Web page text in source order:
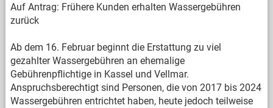
Auf Antrag: Frühere Kunden erhalten Wassergebühren
zurück
Ab dem 16. Februar beginnt die Erstattung zu viel
gezahlter Wassergebühren an ehemalige
Gebührenpflichtige in Kassel und Vellmar.
Anspruchsberechtigt sind Personen, die von 2017 bis 2024
Wassergebühren entrichtet haben, heute jedoch teilweise